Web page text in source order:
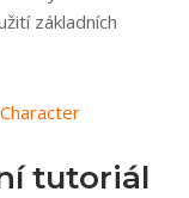
základních
tutoriál